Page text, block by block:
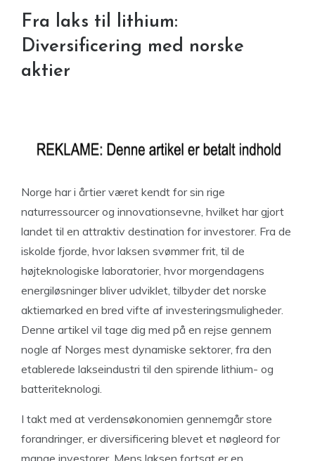
Fra laks til lithium:
Diversificering med norske
aktier
Norge har i årtier været kendt for sin rige
naturressourcer og innovationsevne, hvilket har gjort
landet til en attraktiv destination for investorer. Fra de
iskolde fjorde, hvor laksen svømmer frit, til de
højteknologiske laboratorier, hvor morgendagens
energiløsninger bliver udviklet, tilbyder det norske
aktiemarked en bred vifte af investeringsmuligheder.
Denne artikel vil tage dig med på en rejse gennem
nogle af Norges mest dynamiske sektorer, fra den
etablerede lakseindustri til den spirende lithium- og
batteriteknologi.
I takt med at verdensøkonomien gennemgår store
forandringer, er diversificering blevet et nøgleord for